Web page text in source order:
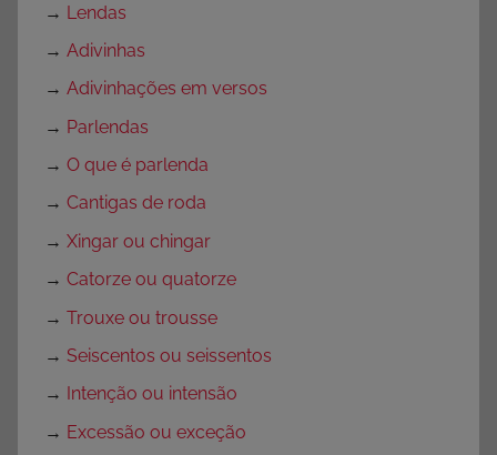
→ Lendas
→ Adivinhas
→ Adivinhações em versos
→ Parlendas
→ O que é parlenda
→ Cantigas de roda
→ Xingar ou chingar
→ Catorze ou quatorze
→ Trouxe ou trousse
→ Seiscentos ou seissentos
→
Intenção ou intensão
→ Excessão ou exceção